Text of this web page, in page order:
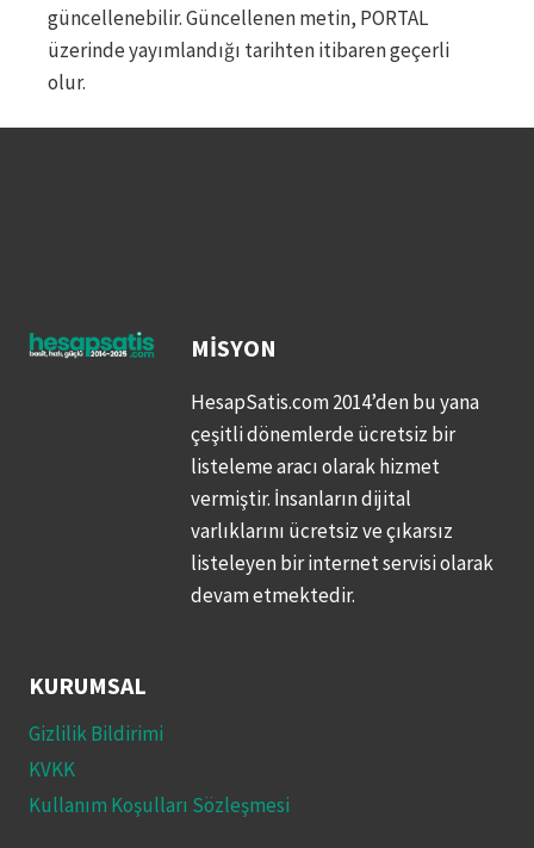
güncellenebilir. Güncellenen metin, PORTAL
üzerinde yayımlandığı tarihten itibaren geçerli
olur.
MISYON
HesapSatis.com 2014’den bu yana
çeşitli dönemlerde ücretsiz bir
listeleme aracı olarak hizmet
vermiştir. İnsanların dijital
varlıklarını ücretsiz ve çıkarsız
listeleyen bir internet servisi olarak
devam etmektedir.
KURUMSAL
Gizlilik Bildirimi
KVKK
Kullanım Koşulları Sözleşmesi